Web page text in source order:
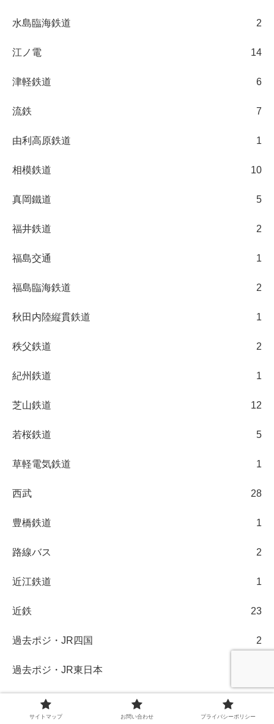
水島臨海鉄道 2
江ノ電 14
津軽鉄道 6
流鉄 7
由利高原鉄道 1
相模鉄道 10
真岡鐵道 5
福井鉄道 2
福島交通 1
福島臨海鉄道 2
秋田内陸縦貫鉄道 1
秩父鉄道 2
紀州鉄道 1
芝山鉄道 12
若桜鉄道 5
草軽電気鉄道 1
西武 28
豊橋鉄道 1
路線バス 2
近江鉄道 1
近鉄 23
過去ポジ・JR四国 2
過去ポジ・JR東日本
過去ポジ・JR東海
サイトマップ お問い合わせ プライバシーポリシー